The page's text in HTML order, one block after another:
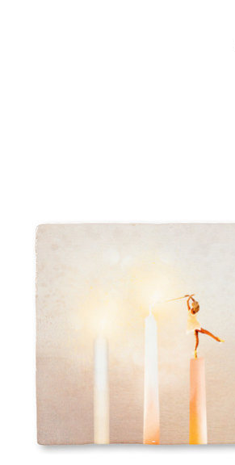
Items van productcarrousel